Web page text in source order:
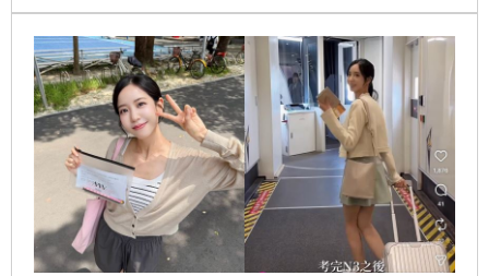
授」。如今這位頂尖學霸竟成為冷血殺手，極大反差讓
師生與科技圈感到不可置信。目前林男已被帶回偵辦，
確切的行兇動機與案發經過，仍有待檢警深入調查釐
清，這起悲劇也引發